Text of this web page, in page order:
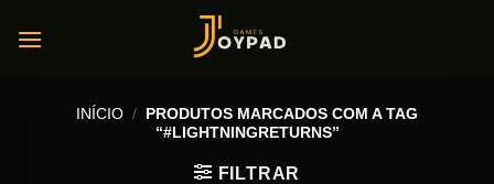
INÍCIO / PRODUTOS MARCADOS COM A TAG
“#LIGHTNINGRETURNS”
FILTRAR